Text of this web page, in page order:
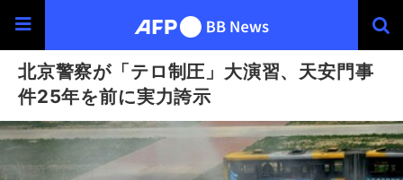
北京警察が「テロ制圧」大演習、天安門事
件25年を前に実力誇示